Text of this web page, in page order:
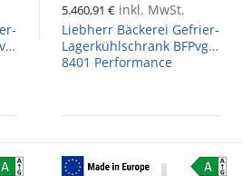
5.460,91 € inkl. MwSt.
Liebherr Bäckerei Gefrier-
Lagerkühlschrank BFPvg
8401 Performance